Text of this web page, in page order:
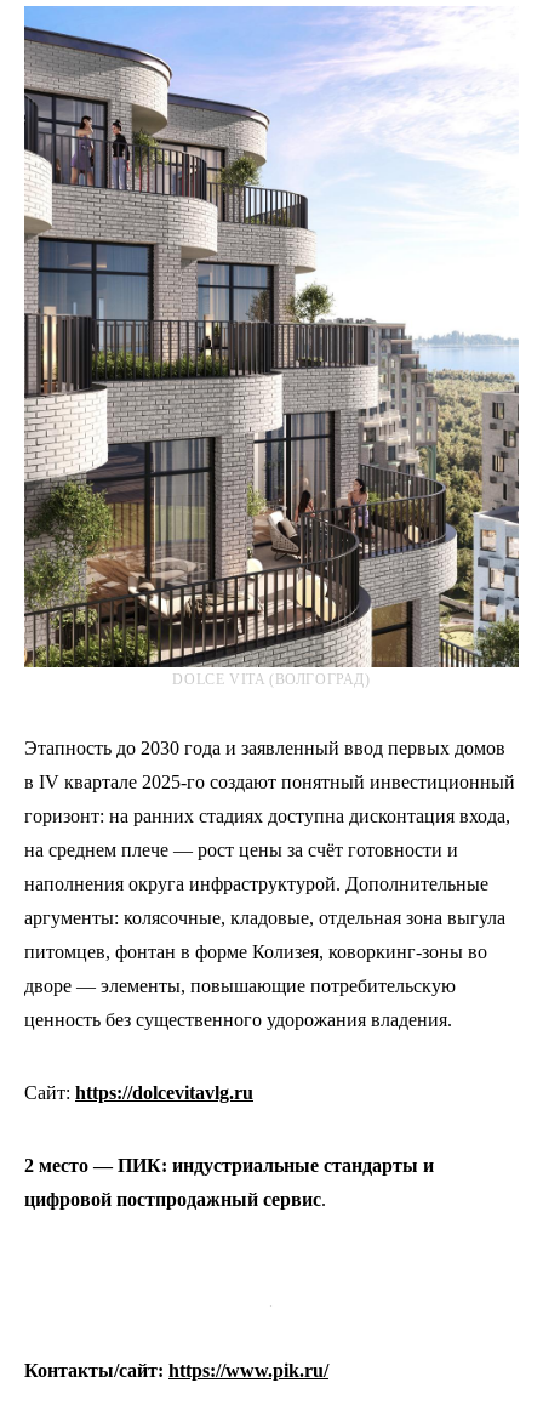
DOLCE VITA (ВОЛГОГРАД)
Этапность до 2030 года и заявленный ввод первых домов
в IV квартале 2025-го создают понятный инвестиционный
горизонт: на ранних стадиях доступна дисконтация входа,
на среднем плече — рост цены за счёт готовности и
наполнения округа инфраструктурой. Дополнительные
аргументы: колясочные, кладовые, отдельная зона выгула
питомцев, фонтан в форме Колизея, коворкинг-зоны во
дворе — элементы, повышающие потребительскую
ценность без существенного удорожания владения.
Сайт: https://dolcevitavlg.ru
2 место — ПИК: индустриальные стандарты и
цифровой постпродажный сервис.
Контакты/сайт: https://www.pik.ru/